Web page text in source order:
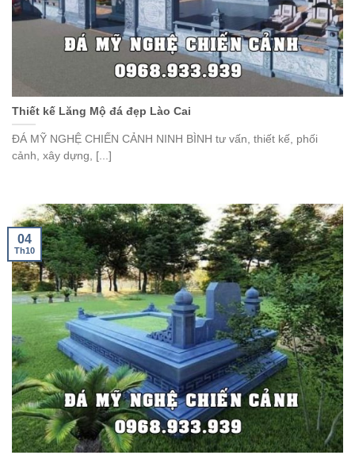
Thiết kế Lăng Mộ đá đẹp Lào Cai
ĐÁ MỸ NGHỆ CHIẾN CẢNH NINH BÌNH tư vấn, thiết kế, phối
cảnh, xây dựng, [...]
04
Th10